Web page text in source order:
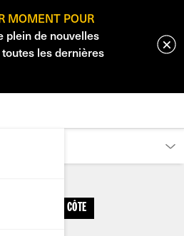
MOMENT POUR
plein de nouvelles
les dernières
CÔTE À CÔTE